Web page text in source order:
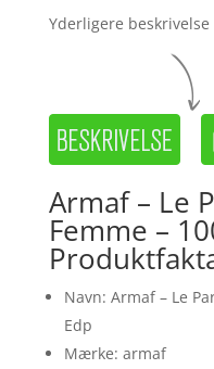
Yderligere
Armaf – Le
Femme –
Navn: Armaf – Le
Edp
Mærke: armaf